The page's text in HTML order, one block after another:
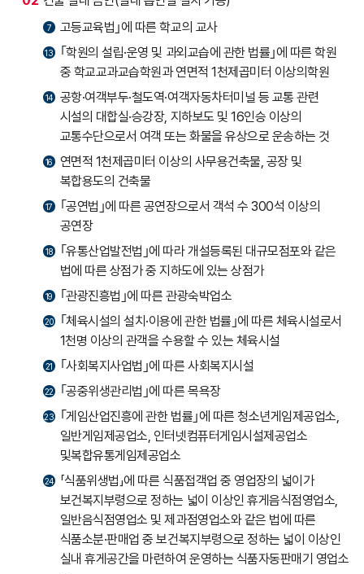
7 고등교육법｣에 따른 학교의 교사
13
｢학원의 설립·운영 및 과외교습에 관한 법률｣에 따른 학원
중 학교교과교습학원과 연면적 1천제곱미터 이상의학원
14
공항·여객부두·철도역·여객자동차터미널 등 교통 관련
시설의 대합실·승강장, 지하보도 및 16인승 이상의
교통수단으로서 여객 또는 화물을 유상으로 운송하는 것
16
연면적 1천제곱미터 이상의 사무용건축물, 공장 및
복합용도의 건축물
17
｢공연법｣에 따른 공연장으로서 객석 수 300석 이상의
공연장
18
｢유통산업발전법｣에 따라 개설등록된 대규모점포와 같은
법에 따른 상점가 중 지하도에 있는 상점가
19 ｢관광진흥법｣에 따른 관광숙박업소
20
｢체육시설의 설치·이용에 관한 법률｣에 따른 체육시설로서
1천명 이상의 관객을 수용할 수 있는 체육시설
21 ｢사회복지사업법｣에 따른 사회복지시설
22 ｢공중위생관리법｣에 따른 목욕장
23
｢게임산업진흥에 관한 법률｣에 따른 청소년게임제공업소,
일반게임제공업소, 인터넷컴퓨터게임시설제공업소
및복합유통게임제공업소
24
「식품위생법」에 따른 식품접객업 중 영업장의 넓이가
보건복지부령으로 정하는 넓이 이상인 휴게음식점영업소,
일반음식점영업소 및 제과점영업소와 같은 법에 따른
식품소분·판매업 중 보건복지부령으로 정하는 넓이 이상인
실내 휴게공간을 마련하여 운영하는 식품자동판매기 영업소